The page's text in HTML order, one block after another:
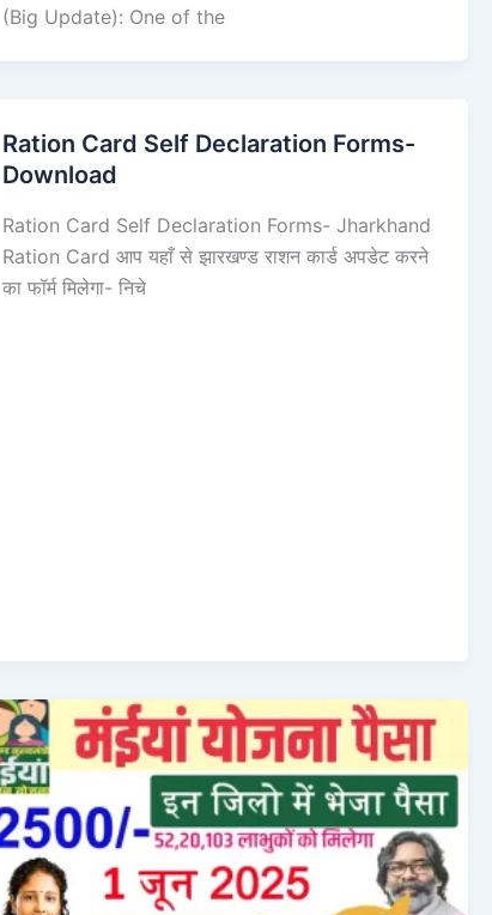
(Big Update): One of the
Ration Card Self Declaration Forms-
Download
Ration Card Self Declaration Forms- Jharkhand
Ration Card आप यहाँ से झारखण्ड राशन कार्ड अपडेट करने
का फॉर्म मिलेगा- निचे